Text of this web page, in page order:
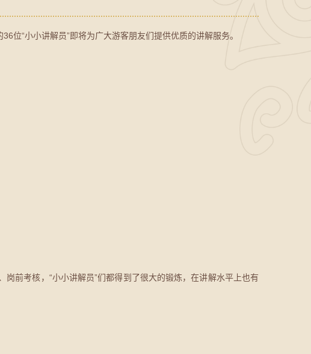
位“小小讲解员”即将为广大游客朋友们提供优质的讲解服务。
前考核，“小小讲解员”们都得到了很大的锻炼，在讲解水平上也有